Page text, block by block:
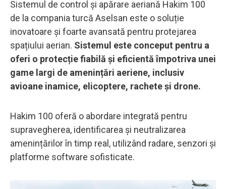
Sistemul de control și apărare aeriană Hakim 100
de la compania turcă Aselsan este o soluție
inovatoare și foarte avansată pentru protejarea
spațiului aerian. Sistemul este conceput pentru a
oferi o protecție fiabilă și eficientă împotriva unei
game largi de amenințări aeriene, inclusiv
avioane inamice, elicoptere, rachete și drone.
Hakim 100 oferă o abordare integrată pentru
supravegherea, identificarea și neutralizarea
amenințărilor în timp real, utilizând radare, senzori și
platforme software sofisticate.